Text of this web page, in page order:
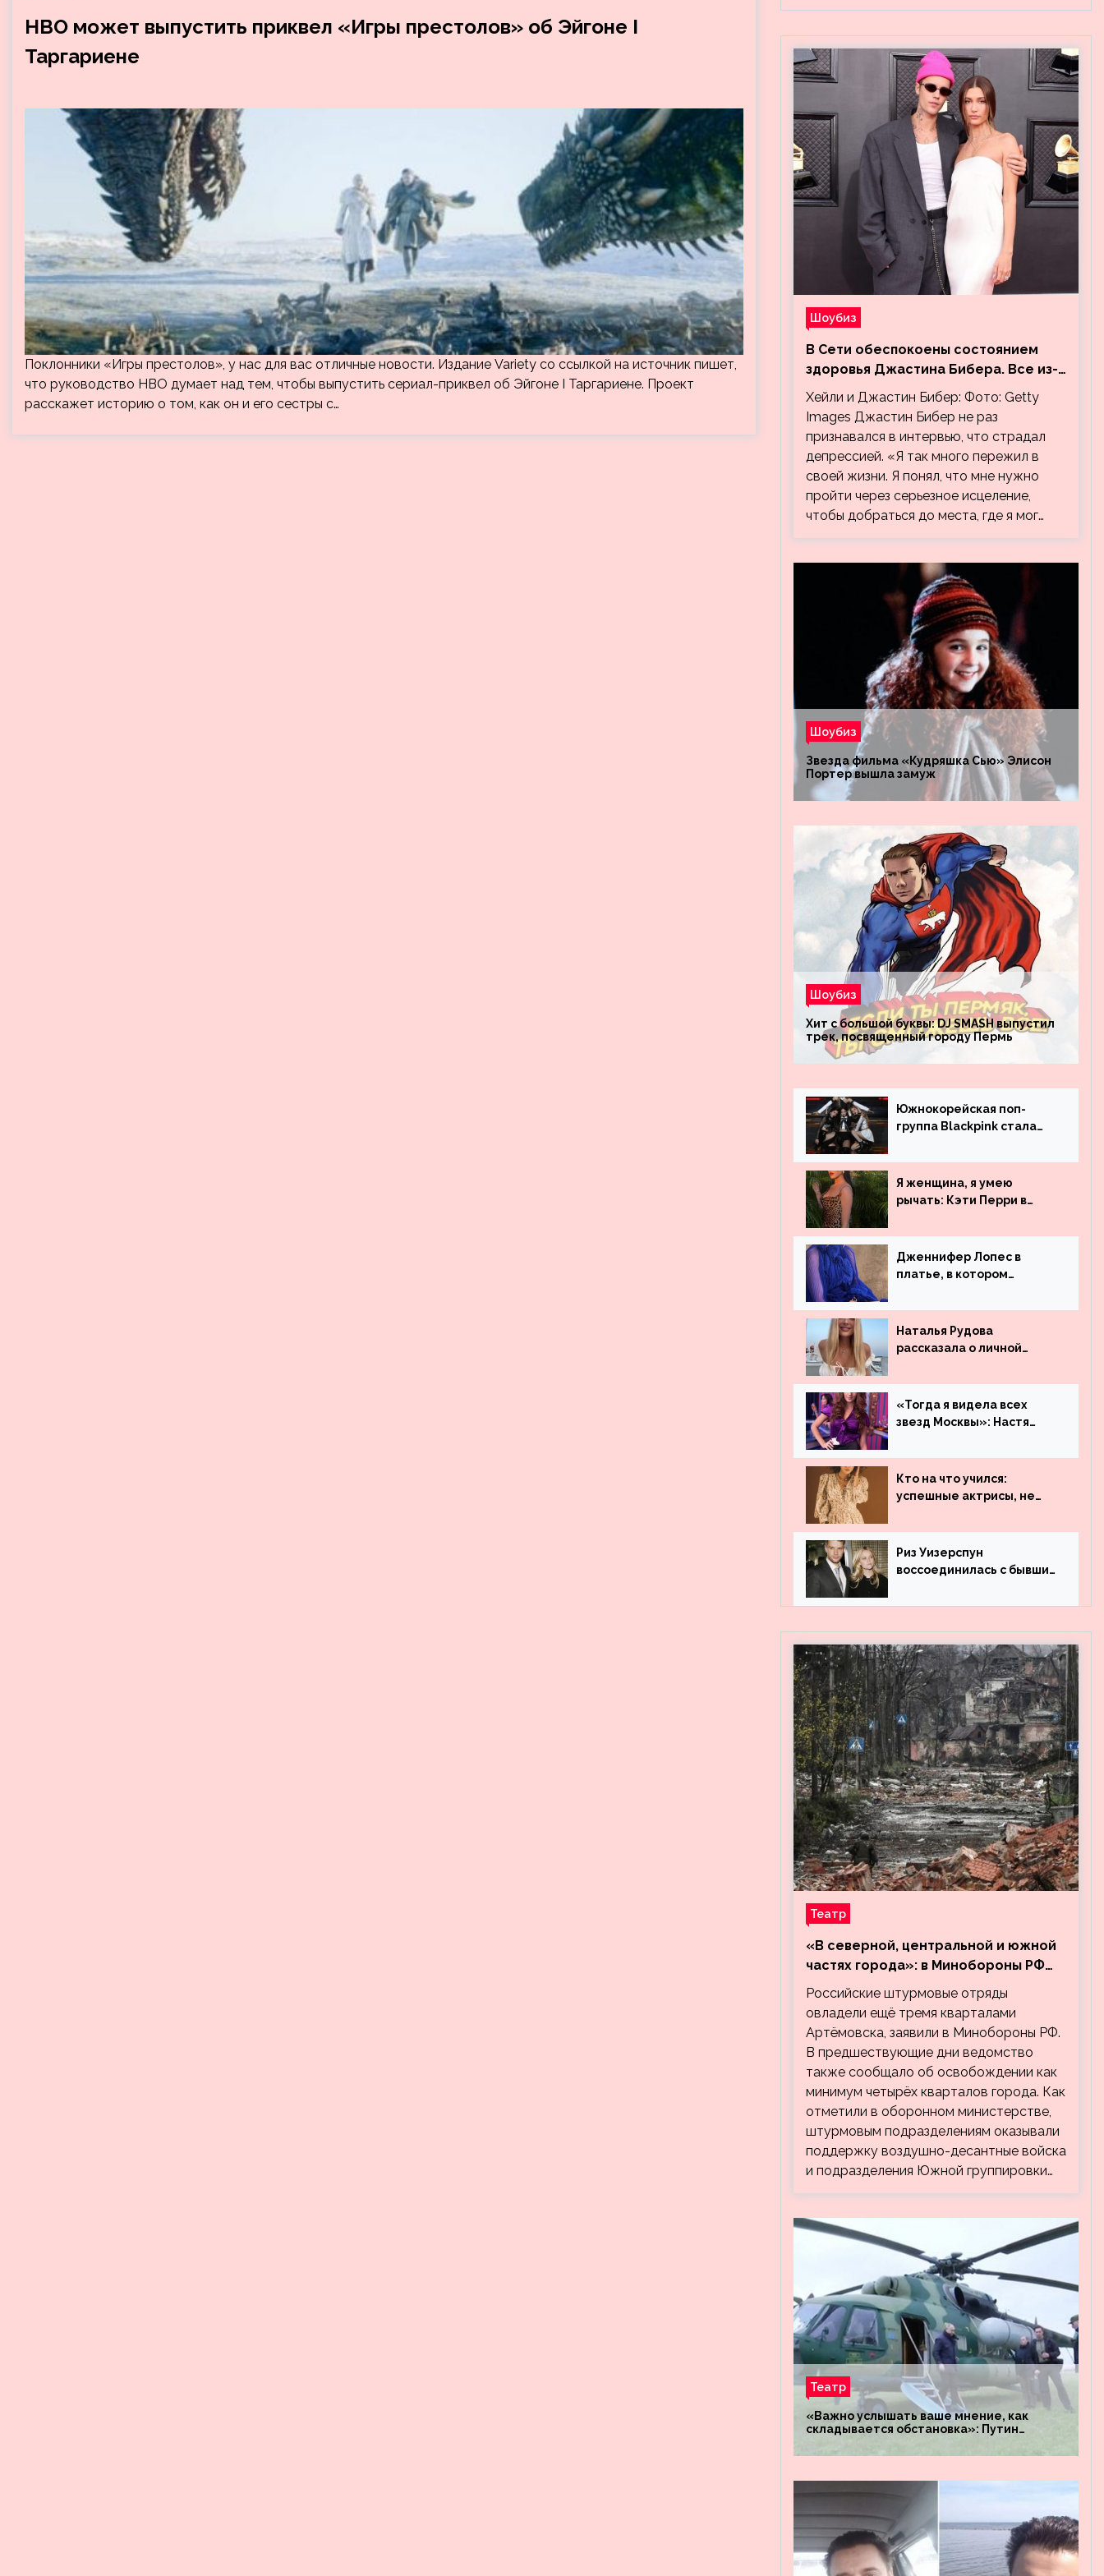
HBO может выпустить приквел «Игры престолов» об Эйгоне I
Таргариене
Поклонники «Игры престолов», у нас для вас отличные новости. Издание Variety со ссылкой на источник пишет,
что руководство HBO думает над тем, чтобы выпустить сериал-приквел об Эйгоне I Таргариене. Проект
расскажет историю о том, как он и его сестры с…
Шоубиз
В Сети обеспокоены состоянием
здоровья Джастина Бибера. Все из-
за видео, на котором его
успокаивает Хейли
Хейли и Джастин Бибер: Фото: Getty
Images Джастин Бибер не раз
признавался в интервью, что страдал
депрессией. «Я так много пережил в
своей жизни. Я понял, что мне нужно
пройти через серьезное исцеление,
чтобы добраться до места, где я мог…
Шоубиз
Звезда фильма «Кудряшка Сью» Элисон
Портер вышла замуж
Шоубиз
Хит с большой буквы: DJ SMASH выпустил
трек, посвященный городу Пермь
Южнокорейская поп-
группа Blackpink стала
просмотрам на YouTube.
Они обогнали даже
Джастина Бибера
Я женщина, я умею
рычать: Кэти Перри в
Дженнифер Лопес в
платье, в котором
незамеченной
Наталья Рудова
рассказала о личной
«Тогда я видела всех
звезд Москвы»: Настя
работала до
популярности и выложила
архивные фото
Кто на что учился:
успешные актрисы, не
образования
Риз Уизерспун
воссоединилась с бывшим
Театр
«В северной, центральной и южной
частях города»: в Минобороны РФ
заявили об освобождении ещё трёх
кварталов Артёмовска
Российские штурмовые отряды
овладели ещё тремя кварталами
Артёмовска, заявили в Минобороны РФ.
В предшествующие дни ведомство
также сообщало об освобождении как
минимум четырёх кварталов города. Как
отметили в оборонном министерстве,
штурмовым подразделениям оказывали
поддержку воздушно-десантные войска
и подразделения Южной группировки…
Театр
«Важно услышать ваше мнение, как
складывается обстановка»: Путин
«Днепр» и «Восток»